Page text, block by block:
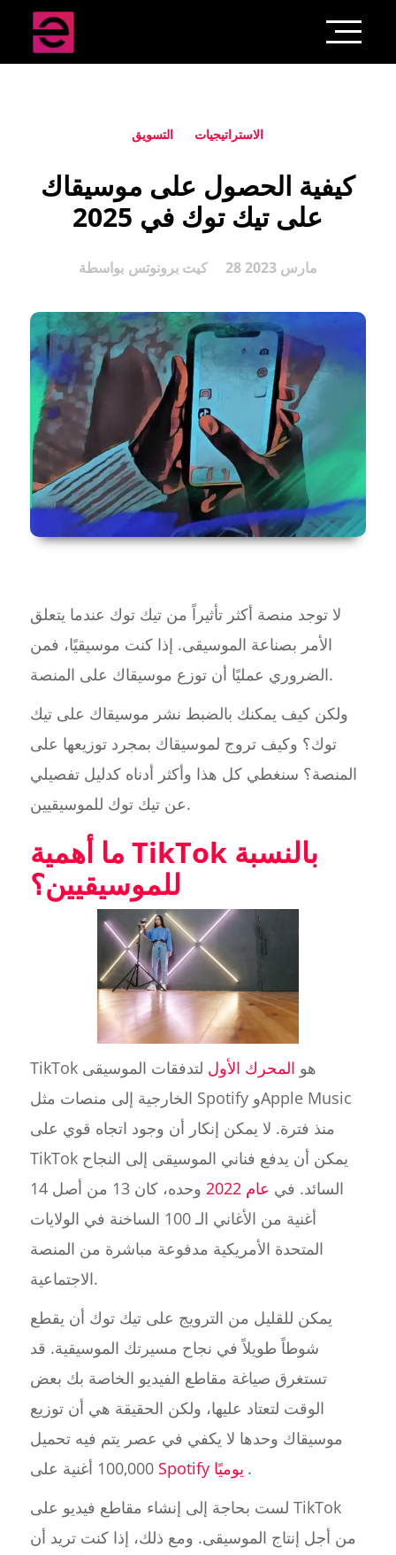
التسويق الاستراتيجيات
كيفية الحصول على موسيقاك
على تيك توك في 2025
بواسطة كيت برونوتس 28 مارس 2023
لا توجد منصة أكثر تأثيراً من تيك توك عندما يتعلق
الأمر بصناعة الموسيقى. إذا كنت موسيقيًا، فمن
الضروري عمليًا أن توزع موسيقاك على المنصة.
ولكن كيف يمكنك بالضبط نشر موسيقاك على تيك
توك؟ وكيف تروج لموسيقاك بمجرد توزيعها على
المنصة؟ سنغطي كل هذا وأكثر أدناه كدليل تفصيلي
عن تيك توك للموسيقيين.
ما أهمية TikTok بالنسبة
للموسيقيين؟
TikTok هو المحرك الأول لتدفقات الموسيقى
الخارجية إلى منصات مثل Spotify وApple Music
منذ فترة. لا يمكن إنكار أن وجود اتجاه قوي على
TikTok يمكن أن يدفع فناني الموسيقى إلى النجاح
السائد. في عام 2022
وحده، كان 13 من أصل 14
أغنية من الأغاني الـ 100 الساخنة في الولايات
المتحدة الأمريكية مدفوعة مباشرة من المنصة
الاجتماعية.
يمكن للقليل من الترويج على تيك توك أن يقطع
شوطاً طويلاً في نجاح مسيرتك الموسيقية. قد
تستغرق صياغة مقاطع الفيديو الخاصة بك بعض
الوقت لتعتاد عليها، ولكن الحقيقة هي أن توزيع
موسيقاك وحدها لا يكفي في عصر يتم فيه تحميل
100,000 أغنية على
Spotify يوميًا .
لست بحاجة إلى إنشاء مقاطع فيديو على TikTok
من أجل إنتاج الموسيقى. ومع ذلك، إذا كنت تريد أن